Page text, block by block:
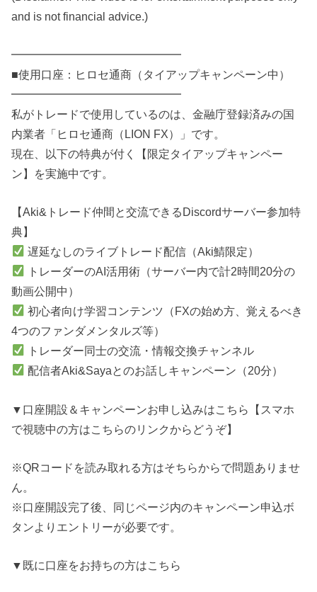
and is not financial advice.)
━━━━━━━━━━━━━━━
■使用口座：ヒロセ通商（タイアップキャンペーン中）
━━━━━━━━━━━━━━━
私がトレードで使用しているのは、金融庁登録済みの国
内業者「ヒロセ通商（LION FX）」です。
現在、以下の特典が付く【限定タイアップキャンペー
ン】を実施中です。
【Aki&トレード仲間と交流できるDiscordサーバー参加特
典】
遅延なしのライブトレード配信（Aki鯖限定）
トレーダーのAI活用術（サーバー内で計2時間20分の
動画公開中）
初心者向け学習コンテンツ（FXの始め方、覚えるべき
4つのファンダメンタルズ等）
トレーダー同士の交流・情報交換チャンネル
配信者Aki&Sayaとのお話しキャンペーン（20分）
▼口座開設＆キャンペーンお申し込みはこちら【スマホ
で視聴中の方はこちらのリンクからどうぞ】
※QRコードを読み取れる方はそちらからで問題ありませ
ん。
※口座開設完了後、同じページ内のキャンペーン申込ボ
タンよりエントリーが必要です。
▼既に口座をお持ちの方はこちら